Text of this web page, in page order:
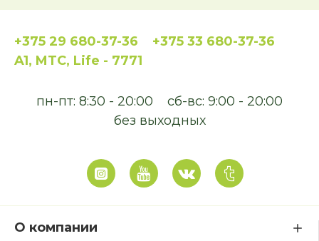
+375 29 680-37-36
+375 33 680-37-36
A1, MTC, Life - 7771
пн-пт: 8:30 - 20:00
сб-вс: 9:00 - 20:00
без выходных
О компании